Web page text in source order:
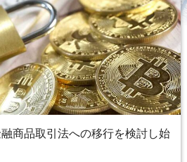
商品取引法への移行を検討し始